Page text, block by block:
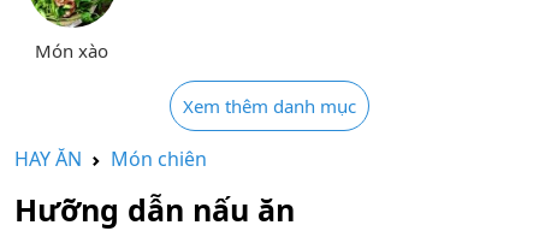
Món xào
Xem thêm danh mục
HAY ĂN Món chiên
Hưỡng dẫn nấu ăn